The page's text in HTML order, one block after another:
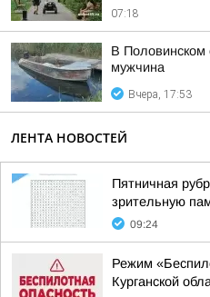
07:18
В Половинском
мужчина
Вчера, 17:53
ЛЕНТА НОВОСТЕЙ
Пятничная
зрительную
09:24
Режим
Курганской